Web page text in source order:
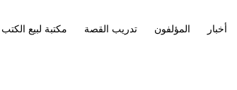
مكتبة لبيع الكتب تدريب القصة المؤلفون أخبار